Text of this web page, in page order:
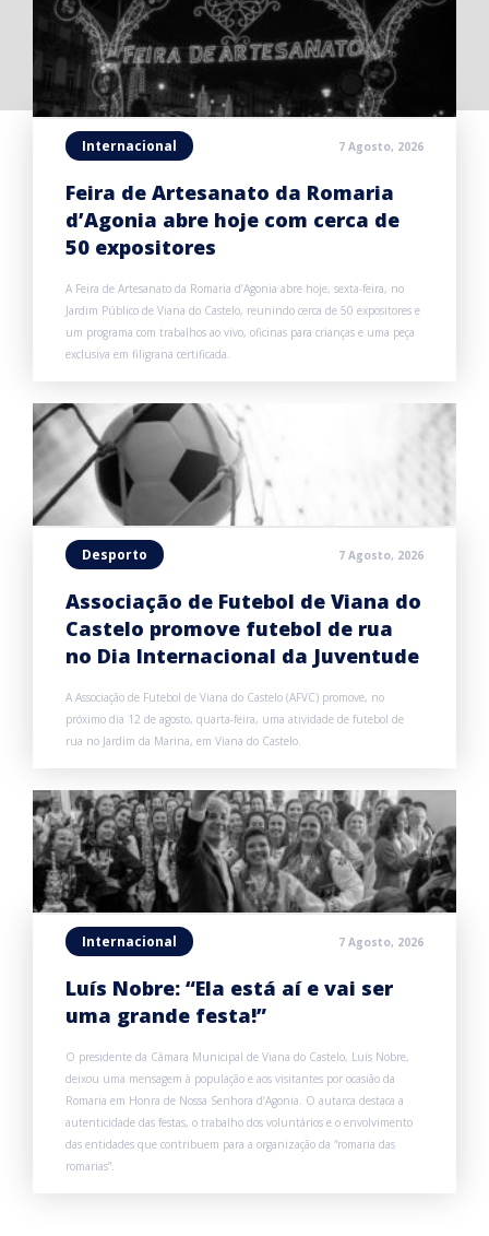
Internacional 7 Agosto, 2026
Feira de Artesanato da Romaria
d’Agonia abre hoje com cerca de
50 expositores
A Feira de Artesanato da Romaria d’Agonia abre hoje, sexta-feira, no
Jardim Público de Viana do Castelo, reunindo cerca de 50 expositores e
um programa com trabalhos ao vivo, oficinas para crianças e uma peça
exclusiva em filigrana certificada.
Desporto 7 Agosto, 2026
Associação de Futebol de Viana do
Castelo promove futebol de rua
no Dia Internacional da Juventude
A Associação de Futebol de Viana do Castelo (AFVC) promove, no
próximo dia 12 de agosto, quarta-feira, uma atividade de futebol de
rua no Jardim da Marina, em Viana do Castelo.
Internacional 7 Agosto, 2026
Luís Nobre: “Ela está aí e vai ser
uma grande festa!”
O presidente da Câmara Municipal de Viana do Castelo, Luís Nobre,
deixou uma mensagem à população e aos visitantes por ocasião da
Romaria em Honra de Nossa Senhora d’Agonia. O autarca destaca a
autenticidade das festas, o trabalho dos voluntários e o envolvimento
das entidades que contribuem para a organização da “romaria das
romarias”.